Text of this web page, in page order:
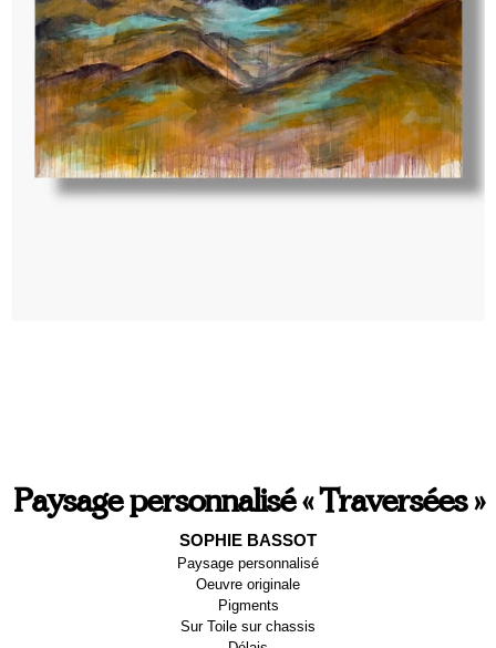
Paysage personnalisé « Traversées »
SOPHIE BASSOT
Paysage personnalisé
Oeuvre originale
Pigments
Sur Toile sur chassis